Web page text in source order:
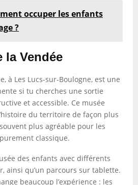
occuper les enfants
?
la Vendée
à Les Lucs-sur-Boulogne, est une
si tu cherches une sortie
et accessible. Ce musée
du territoire de façon plus
plus agréable pour les
classique.
des enfants avec différents
ainsi qu’un parcours sur tablette.
beaucoup l’expérience : les